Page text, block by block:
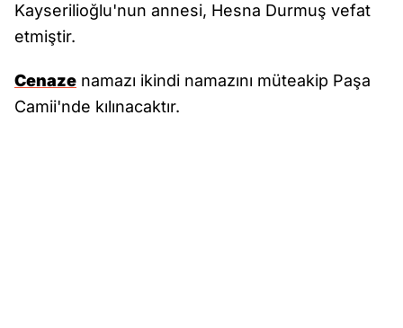
Kayserilioğlu'nun annesi, Hesna Durmuş vefat
etmiştir.
Cenaze namazı ikindi namazını müteakip Paşa
Camii'nde kılınacaktır.